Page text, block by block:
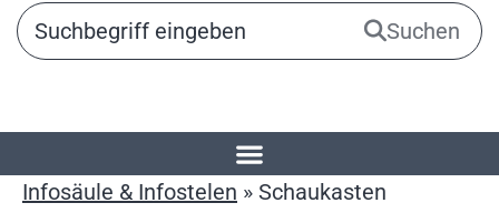
Suchen
»Aushangsysteme
Infosäule & Infostelen » Schaukasten